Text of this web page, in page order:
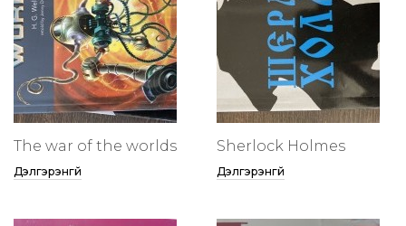
The war of the worlds
Дэлгэрэнгүй
Sherlock Holmes
Дэлгэрэнгүй